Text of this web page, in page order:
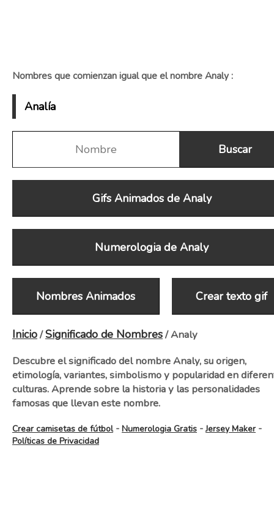
Nombres que comienzan igual que el nombre Analy :
Analía
Gifs Animados de Analy
Numerologia de Analy
Nombres Animados Crear texto gif
Inicio/Significado de Nombres/ Analy
Descubre el significado del nombre Analy, su origen,
etimología, variantes, simbolismo y popularidad en
culturas. Aprende sobre la historia y las personalidades
famosas que llevan este nombre.
Crear camisetas de fútbol- Numerologia Gratis -Jersey Maker-
Políticas de Privacidad